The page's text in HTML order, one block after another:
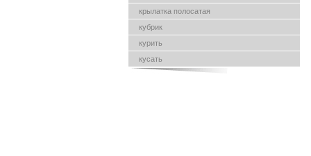
крылатка полосатая
кубрик
курить
кусать